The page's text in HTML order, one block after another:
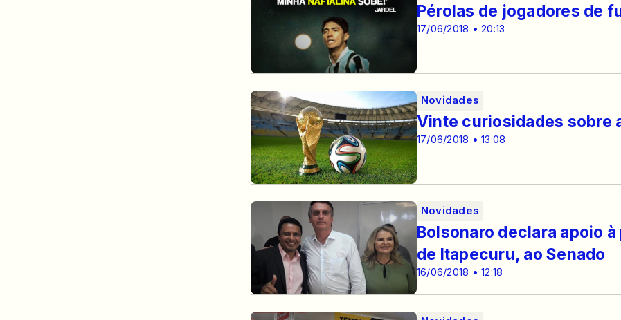
17/06/2018 • 20:13
Pérolas de jogadores de
Novidades
17/06/2018 • 13:08
Vinte curiosidades sobre
Novidades
16/06/2018 • 12:18
Bolsonaro declara apoio
de Itapecuru, ao Senado